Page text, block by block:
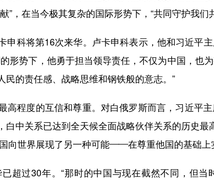
”，在当今极其复杂的国际形势下，“共同守护我们
科将第16次来华。卢卡申科表示，他和习近平主
形势下，他勇于担当领导责任，不仅为中国，也
民的责任感、战略思维和钢铁般的意志。”
程度的互信和尊重。对白俄罗斯而言，习近平主
中关系已达到全天候全面战略伙伴关系的历史最
向世界展现了另一种可能——在尊重他国的基础上
过30年。“那时的中国与现在截然不同，但当